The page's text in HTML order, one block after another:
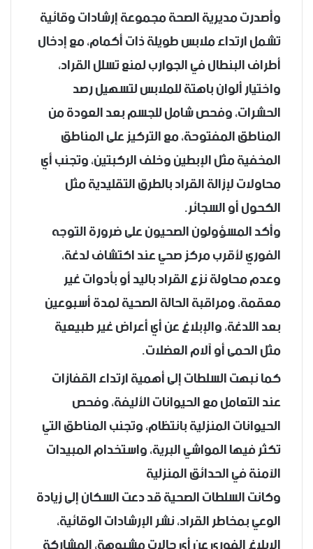
وأصدرت مديرية الصحة مجموعة إرشادات وقائية
تشمل ارتداء ملابس طويلة ذات أكمام، مع إدخال
أطراف البنطال في الجوارب لمنع تسلل القراد،
واختيار ألوان باهتة للملابس لتسهيل رصد
الحشرات، وفحص شامل للجسم بعد العودة من
المناطق المفتوحة، مع التركيز على المناطق
المخفية مثل الإبطين وخلف الركبتين، وتجنب أي
محاولات لإزالة القراد بالطرق التقليدية مثل
الكحول أو السجائر.
وأكد المسؤولون الصحيون على ضرورة التوجه
الفوري لأقرب مركز صحي عند اكتشاف لدغة،
وعدم محاولة نزع القراد باليد أو بأدوات غير
معقمة، ومراقبة الحالة الصحية لمدة أسبوعين
بعد اللدغة، والإبلاغ عن أي أعراض غير طبيعية
مثل الحمى أو آلام العضلات.
كما نبهت السلطات إلى أهمية ارتداء القفازات
عند التعامل مع الحيوانات الأليفة، وفحص
الحيوانات المنزلية بانتظام، وتجنب المناطق التي
تكثر فيها المواشي البرية، واستخدام المبيدات
الآمنة في الحدائق المنزلية
وكانت السلطات الصحية قد دعت السكان إلى زيادة
الوعي بمخاطر القراد، نشر الإرشادات الوقائية،